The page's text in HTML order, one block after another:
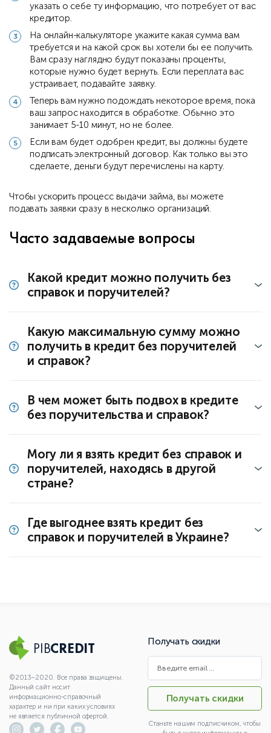
указать о себе ту информацию, что потребует от вас
кредитор.
На онлайн-калькуляторе укажите какая сумма вам
требуется и на какой срок вы хотели бы ее получить.
Вам сразу наглядно будут показаны проценты,
которые нужно будет вернуть. Если переплата вас
устраивает, подавайте заявку.
Теперь вам нужно подождать некоторое время, пока
ваш запрос находится в обработке. Обычно это
занимает 5-10 минут, но не более.
Если вам будет одобрен кредит, вы должны будете
подписать электронный договор. Как только вы это
сделаете, деньги будут перечислены на карту.
Чтобы ускорить процесс выдачи займа, вы можете
подавать заявки сразу в несколько организаций.
Часто задаваемые вопросы
Какой кредит можно получить без
справок и поручителей?
Какую максимальную сумму можно
получить в кредит без поручителей
и справок?
В чем может быть подвох в кредите
без поручительства и справок?
Могу ли я взять кредит без справок и
поручителей, находясь в другой
стране?
Где выгоднее взять кредит без
справок и поручителей в Украине?
PIBCREDIT
©2013–2020. Все права защищены.
Данный сайт носит
информационно-справочный
характер и ни при каких условиях
не является публичной офертой.
Получать скидки
Получать скидки
Станьте нашим подписчиком, чтобы